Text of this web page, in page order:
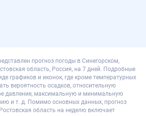
прогноз погоды в Синегорском,
область, Россия, на 7 дней. Подробные
графиков и иконок, где кроме температурных
вероятность осадков, относительную
давление, максимальную и минимальную
и т. д. Помимо основных данных, прогноз
область на неделю включает